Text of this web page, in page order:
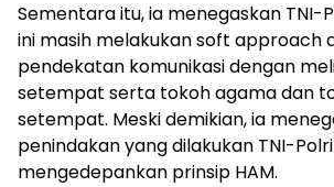
Sementara itu, ia menegaskan TNI-
ini masih melakukan soft approach
pendekatan komunikasi dengan
setempat serta tokoh agama dan
setempat. Meski demikian, ia
penindakan yang dilakukan TNI-
mengedepankan prinsip HAM.